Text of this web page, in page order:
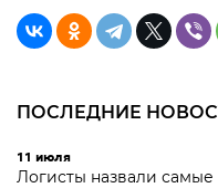
ПОСЛЕДНИЕ
11 июля
Логисты назвали